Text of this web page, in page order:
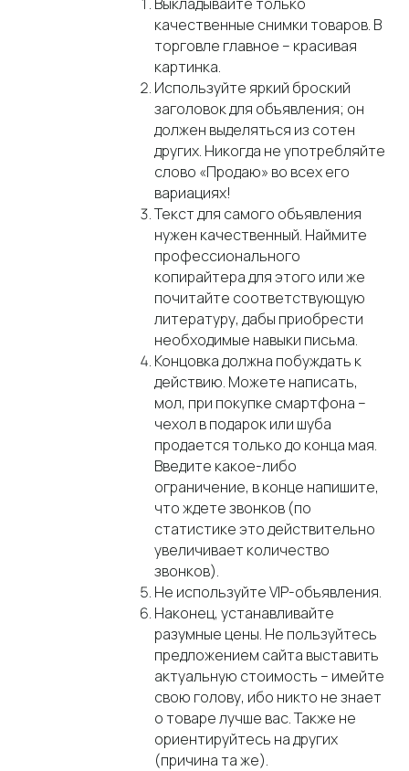
качественные снимки товаров. В
торговле главное – красивая
картинка.
Используйте яркий броский
заголовок для объявления; он
должен выделяться из сотен
других. Никогда не употребляйте
слово «Продаю» во всех его
вариациях!
Текст для самого объявления
нужен качественный. Наймите
профессионального
копирайтера для этого или же
почитайте соответствующую
литературу, дабы приобрести
необходимые навыки письма.
Концовка должна побуждать к
действию. Можете написать,
мол, при покупке смартфона –
чехол в подарок или шуба
продается только до конца мая.
Введите какое-либо
ограничение, в конце напишите,
что ждете звонков (по
статистике это действительно
увеличивает количество
звонков).
Не используйте VIP-объявления.
Наконец, устанавливайте
разумные цены. Не пользуйтесь
предложением сайта выставить
актуальную стоимость – имейте
свою голову, ибо никто не знает
о товаре лучше вас. Также не
ориентируйтесь на других
(причина та же).
Почему селлеры уходят с маркетплейсов в
Рынок онлайн-торговли вступает в очередной виток перестройки. Еще
недавно маркетплейсы выглядели для e-commerce почти
безальтернативным сценарием, но в 2026 году эта модель уже не кажется
единственно возможной. Продавцы все чаще уходят с маркетплейсов —
рынок подает все более явные сигналы этой тенденции.
Геомедийная реклама в Яндексе: выбор
формата, настройка, оценка эффективности
У Яндекса есть мощный инструмент, который позволяет попасть в поле
зрения потенциальных клиентов, буквально оказаться на их пути —
геомедийная реклама, показываемая в Навигаторе и Картах. О том, в
каких форматах она работает, как ее настраивать и как замерять
результативность, подробно рассказываем в новой статье.